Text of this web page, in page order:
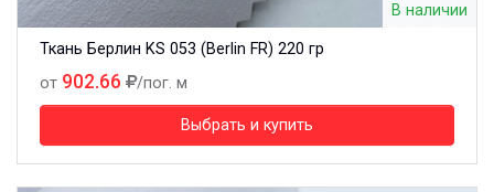
В наличии
Ткань Берлин KS 053 (Berlin FR) 220 гр
от 902.66 /пог. м
Выбрать и купить